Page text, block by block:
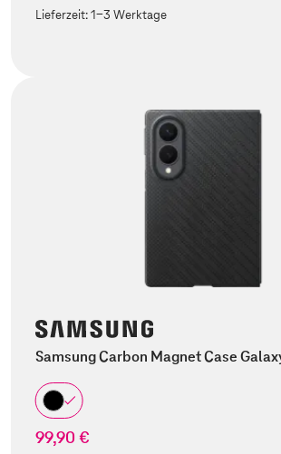
Lieferzeit:1-3 Werktage
Samsung Carbon Magnet Case
99,90 €